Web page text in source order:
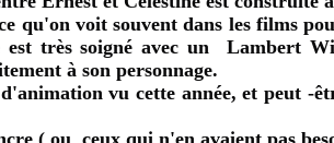
qu'on voit souvent dans les films
est très soigné avec un Lambert
à son personnage.
vu cette année, et peut -
( ou ceux qui n'en avaient pas